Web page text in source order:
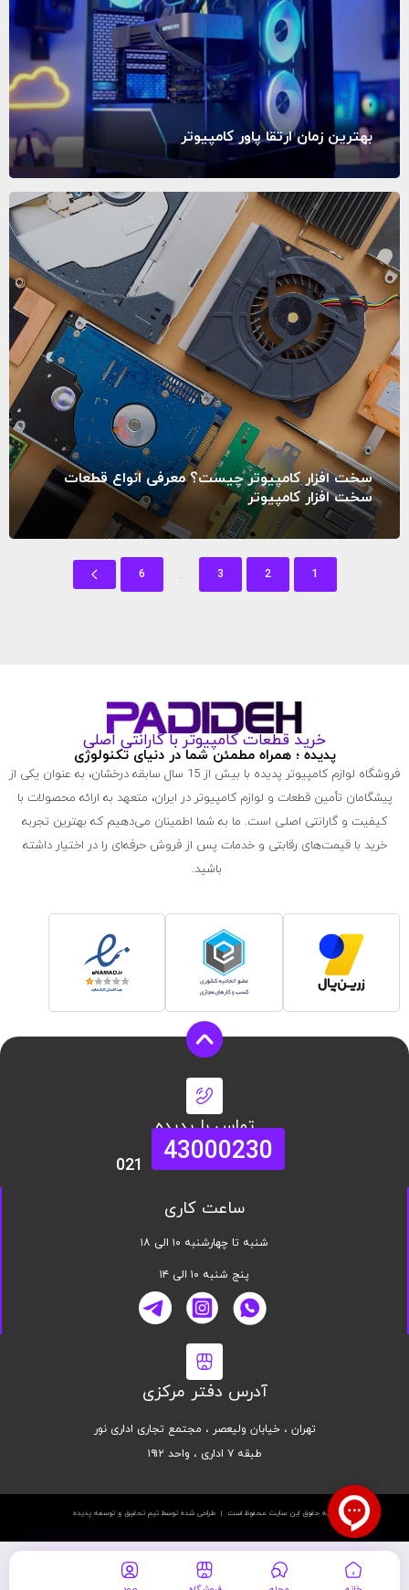
بهترین زمان ارتقا پاور کامپیوتر
سخت‌ افزار کامپیوتر چیست؟ معرفی انواع قطعات
سخت افزار کامپیوتر
1
2
3
...
6
خرید قطعات کامپیوتر با گارانتی اصلی
پدیده ؛ همراه مطمئن شما در دنیای تکنولوژی
فروشگاه لوازم کامپیوتر پدیده با بیش از 15 سال سابقه درخشان، به عنوان یکی از
پیشگامان تأمین قطعات و لوازم کامپیوتر در ایران، متعهد به ارائه محصولات با
کیفیت و گارانتی اصلی است. ما به شما اطمینان می‌دهیم که بهترین تجربه
خرید با قیمت‌های رقابتی و خدمات پس از فروش حرفه‌ای را در اختیار داشته
باشید.
تماس با پدیده
43000230
021
ساعت کاری
شنبه تا چهارشنبه ۱۰ الی ۱۸
پنج شنبه ۱۰ الی ۱۴
آدرس دفتر مرکزی
تهران ، خیابان ولیعصر ، مجتمع تجاری اداری نور
طبقه ۷ اداری ، واحد ۱۹۱۲
کلیه حقوق این سایت محفوظ است | طراحی شده توسط تیم تحقیق و توسعه پدیده